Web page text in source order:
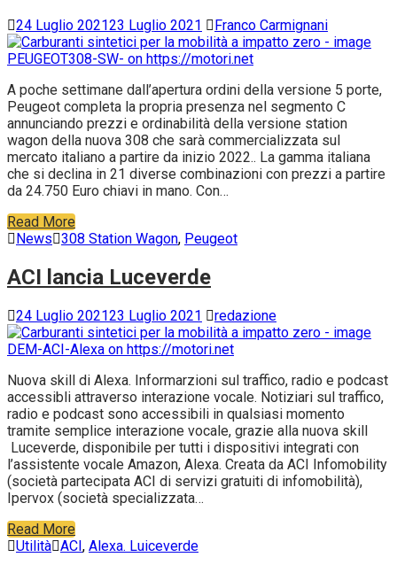
24 Luglio 202123 Luglio 2021 Franco Carmignani
A poche settimane dall’apertura ordini della versione 5 porte,
Peugeot completa la propria presenza nel segmento C
annunciando prezzi e ordinabilità della versione station
wagon della nuova 308 che sarà commercializzata sul
mercato italiano a partire da inizio 2022.. La gamma italiana
che si declina in 21 diverse combinazioni con prezzi a partire
da 24.750 Euro chiavi in mano. Con…
Read More
News 308 Station Wagon, Peugeot
ACI lancia Luceverde
24 Luglio 202123 Luglio 2021 redazione
Nuova skill di Alexa. Informarzioni sul traffico, radio e podcast
accessibli attraverso interazione vocale. Notiziari sul traffico,
radio e podcast sono accessibili in qualsiasi momento
tramite semplice interazione vocale, grazie alla nuova skill
Luceverde, disponibile per tutti i dispositivi integrati con
l’assistente vocale Amazon, Alexa. Creata da ACI Infomobility
(società partecipata ACI di servizi gratuiti di infomobilità),
Ipervox (società specializzata…
Read More
Utilità ACI, Alexa. Luiceverde